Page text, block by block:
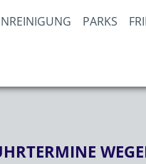
PARKS